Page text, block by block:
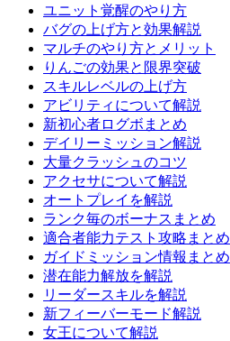
ユニット覚醒のやり方
バグの上げ方と効果解説
マルチのやり方とメリット
りんごの効果と限界突破
スキルレベルの上げ方
アビリティについて解説
新初心者ログボまとめ
デイリーミッション解説
大量クラッシュのコツ
アクセサについて解説
オートプレイを解説
ランク毎のボーナスまとめ
適合者能力テスト攻略まとめ
ガイドミッション情報まとめ
潜在能力解放を解説
リーダースキルを解説
新フィーバーモード解説
女王について解説